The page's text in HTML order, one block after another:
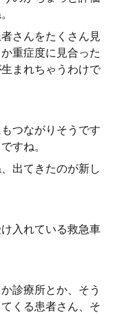
さんをたくさん見
重症度に見合った
まれちゃうわけで
つながりそうです
すね。
出てきたのが新し
入れている救急車
診療所とか、そう
くる患者さん、そ